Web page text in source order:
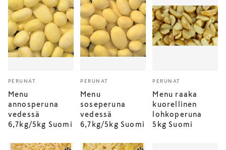
PERUNAT
Menu
annosperuna
vedessä
6,7kg/5kg Suomi
PERUNAT
Menu
soseperuna
vedessä
6,7kg/5kg Suomi
PERUNAT
Menu raaka
kuorellinen
lohkoperuna
5kg Suomi